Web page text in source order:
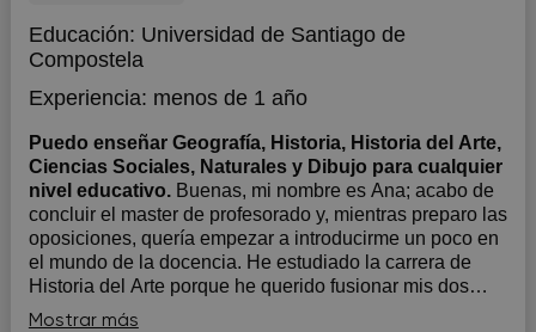
Educación: Universidad de Santiago de
Compostela
Experiencia: menos de 1 año
Puedo enseñar Geografía, Historia, Historia del Arte,
Ciencias Sociales, Naturales y Dibujo para cualquier
nivel educativo. Buenas, mi nombre es Ana; acabo de
concluir el master de profesorado y, mientras preparo las
oposiciones, quería empezar a introducirme un poco en
el mundo de la docencia. He estudiado la carrera de
Historia del Arte porque he querido fusionar mis dos
pasiones (el arte y la enseñanza); por esto mism...
Mostrar más